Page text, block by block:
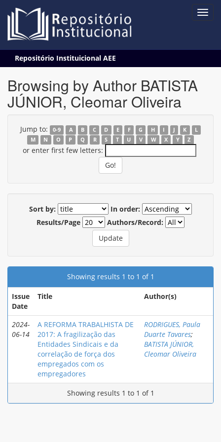
navigation
Repositório Instituicional AEE
Browsing by Author BATISTA
JÚNIOR, Cleomar Oliveira
Jump to: 0-9 A B C D E F G H I J K
L
M
N O P Q R S T U V W X Y Z
or enter first few letters:
Sort by:
In order:
Results/Page
Authors/Record:
Showing results 1 to 1 of 1
Issue
Date
Title Author(s)
2024-
06-14
A REFORMA TRABALHISTA DE
2017: A fragilização das
Entidades Sindicais e da
correlação de força dos
empregados com os
empregadores
RODRIGUES, Paula
Duarte Tavares;
BATISTA JÚNIOR,
Cleomar Oliveira
Showing results 1 to 1 of 1